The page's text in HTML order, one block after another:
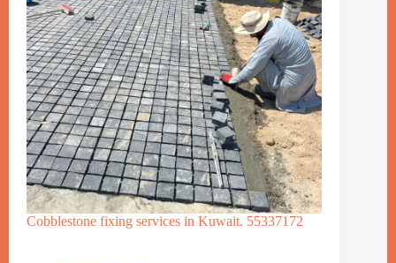
Cobblestone fixing services in Kuwait. 55337172